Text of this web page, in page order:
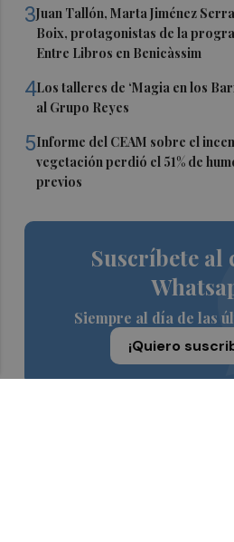
3Juan Tallón, Marta Jiménez
Boix, protagonistas de la
Entre Libros en Benicàssim
4Los talleres de ‘Magia en los
al Grupo Reyes
5Informe del CEAM sobre el
vegetación perdió el 51% de
previos
Suscríbete al
Siempre al día de las
¡Quiero